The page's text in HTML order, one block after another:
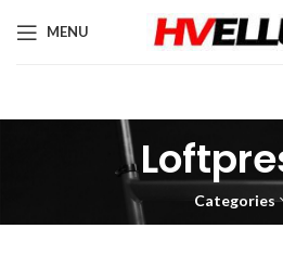
MENU
Categories